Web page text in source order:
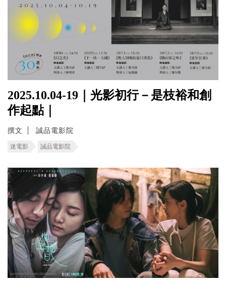
2025.10.04-19｜光影初行－是枝裕和創
作起點｜
撰文 誠品電影院
迷電影 誠品電影院